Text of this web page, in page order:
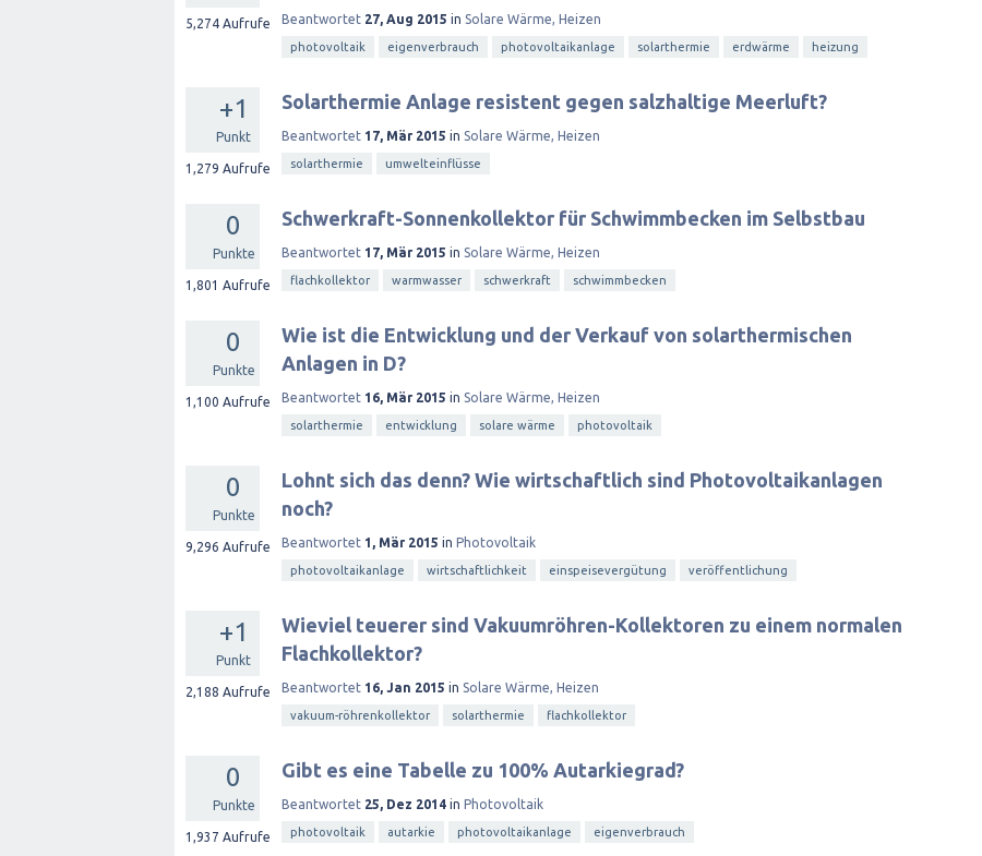
5,274 Aufrufe Beantwortet 27, Aug 2015 in Solare Wärme, Heizen
photovoltaik eigenverbrauch photovoltaikanlage solarthermie erdwärme heizung
+1
Punkt
1,279 Aufrufe
Solarthermie Anlage resistent gegen salzhaltige Meerluft?
Beantwortet 17, Mär 2015 in Solare Wärme, Heizen
solarthermie umwelteinflüsse
0
Punkte
1,801 Aufrufe
Schwerkraft-Sonnenkollektor für Schwimmbecken im Selbstbau
Beantwortet 17, Mär 2015 in Solare Wärme, Heizen
flachkollektor warmwasser schwerkraft schwimmbecken
0
Punkte
1,100 Aufrufe
Wie ist die Entwicklung und der Verkauf von solarthermischen
Anlagen in D?
Beantwortet 16, Mär 2015 in Solare Wärme, Heizen
solarthermie entwicklung solare wärme photovoltaik
0
Punkte
9,296 Aufrufe
Lohnt sich das denn? Wie wirtschaftlich sind Photovoltaikanlagen
noch?
Beantwortet 1, Mär 2015 in Photovoltaik
photovoltaikanlage wirtschaftlichkeit einspeisevergütung veröffentlichung
+1
Punkt
2,188 Aufrufe
Wieviel teuerer sind Vakuumröhren-Kollektoren zu einem normalen
Flachkollektor?
Beantwortet 16, Jan 2015 in Solare Wärme, Heizen
vakuum-röhrenkollektor solarthermie flachkollektor
0
Punkte
1,937 Aufrufe
Gibt es eine Tabelle zu 100% Autarkiegrad?
Beantwortet 25, Dez 2014 in Photovoltaik
photovoltaik autarkie photovoltaikanlage eigenverbrauch